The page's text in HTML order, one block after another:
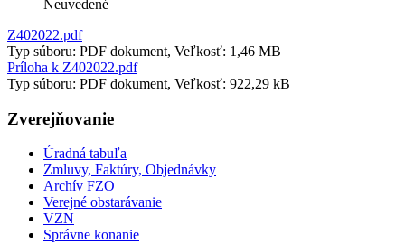
Neuvedené
Z402022.pdf
Typ súboru: PDF dokument, Veľkosť: 1,46 MB
Príloha k Z402022.pdf
Typ súboru: PDF dokument, Veľkosť: 922,29 kB
Zverejňovanie
Úradná tabuľa
Zmluvy, Faktúry, Objednávky
Archív FZO
Verejné obstarávanie
VZN
Správne konanie